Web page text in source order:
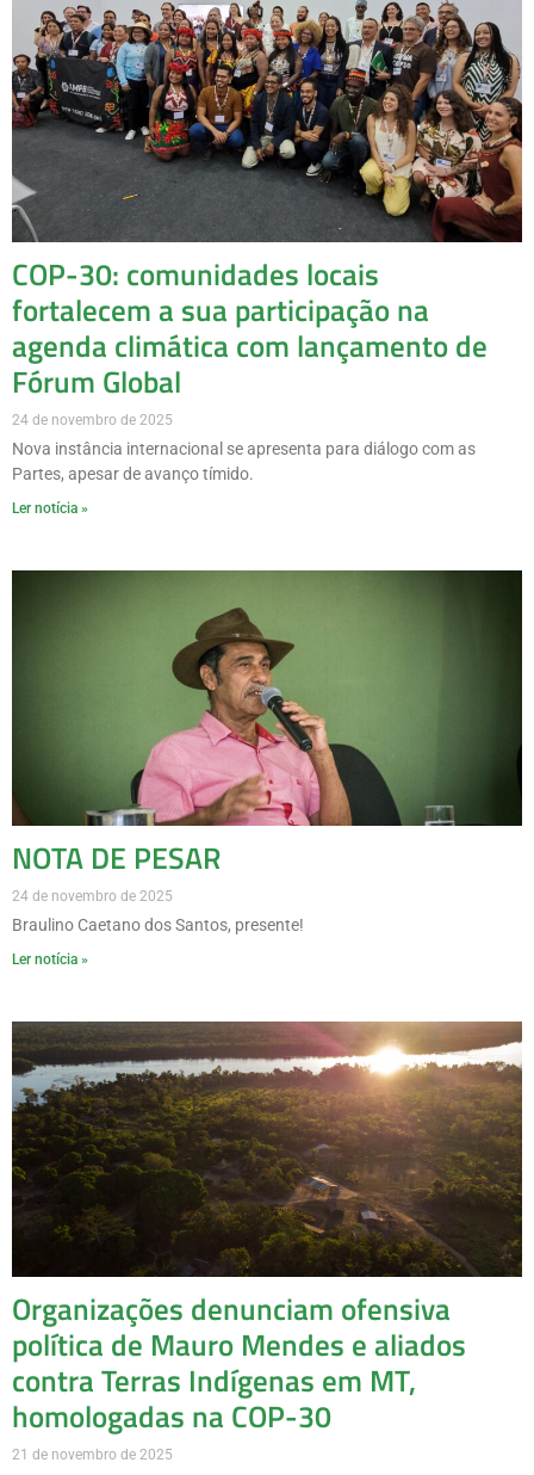
COP-30: comunidades locais
fortalecem a sua participação na
agenda climática com lançamento de
Fórum Global
24 de novembro de 2025
Nova instância internacional se apresenta para diálogo com as
Partes, apesar de avanço tímido.
Ler notícia »
NOTA DE PESAR
24 de novembro de 2025
Braulino Caetano dos Santos, presente!
Ler notícia »
Organizações denunciam ofensiva
política de Mauro Mendes e aliados
contra Terras Indígenas em MT,
homologadas na COP-30
21 de novembro de 2025